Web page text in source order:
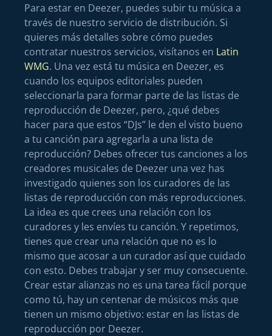
Para estar en Deezer, puedes subir tu música a
través de nuestro servicio de distribución. Si
quieres más detalles sobre cómo puedes
contratar nuestros servicios, visítanos en Latin
WMG. Una vez está tu música en Deezer, es
cuando los equipos editoriales pueden
seleccionarla para formar parte de las listas de
reproducción de Deezer, pero, ¿qué debes
hacer para que estos “DJs” le den el visto bueno
a tu canción para agregarla a una lista de
reproducción? Debes ofrecer tus canciones a los
creadores musicales de Deezer una vez has
investigado quienes son los curadores de las
listas de reproducción con más reproducciones.
La idea es que crees una relación con los
curadores y les envíes tu canción. Y repetimos,
tienes que crear una relación que no es lo
mismo que acosar a un curador así que cuidado
con esto. Debes trabajar y ser muy consecuente.
Crear estar alianzas no es una tarea fácil porque
como tú, hay un centenar de músicos más que
tienen un mismo objetivo: estar en las listas de
reproducción por Deezer.